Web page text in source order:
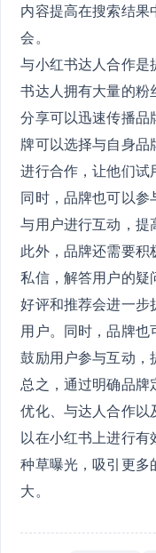
内容提高在搜索结果
会。
与小红书达人合作是
书达人拥有大量的粉
分享可以迅速传播品
牌可以选择与自身品
进行合作，让他们试
同时，品牌也可以参
与用户进行互动，提
此外，品牌还需要积
私信，解答用户的疑
好评和推荐会进一步
用户。同时，品牌也
鼓励用户参与互动，
总之，通过明确品牌
优化、与达人合作以
以在小红书上进行有
种草曝光，吸引更多
大。